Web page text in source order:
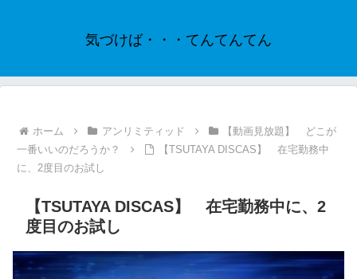
気づけば・・・てんてんてん
ホーム アンリミティッド
【動画見放題】 どこが
一番いいのだろうか？
【TSUTAYA DISCAS】 在宅勤務中
に、2度目のお試し
【TSUTAYA DISCAS】 在宅勤務中に、2
度目のお試し